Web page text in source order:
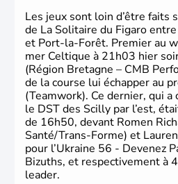
Les jeux sont loin d’être faits
de La Solitaire du Figaro
et Port-la-Forêt. Premier au
mer Celtique à 21h03 hier
(Région Bretagne – CMB
de la course lui échapper au
(Teamwork). Ce dernier, qui
le DST des Scilly par l’est,
de 16h50, devant Romen
Santé/Trans-Forme) et
pour l’Ukraine 56 - Devenez
Bizuths, et respectivement à
leader.